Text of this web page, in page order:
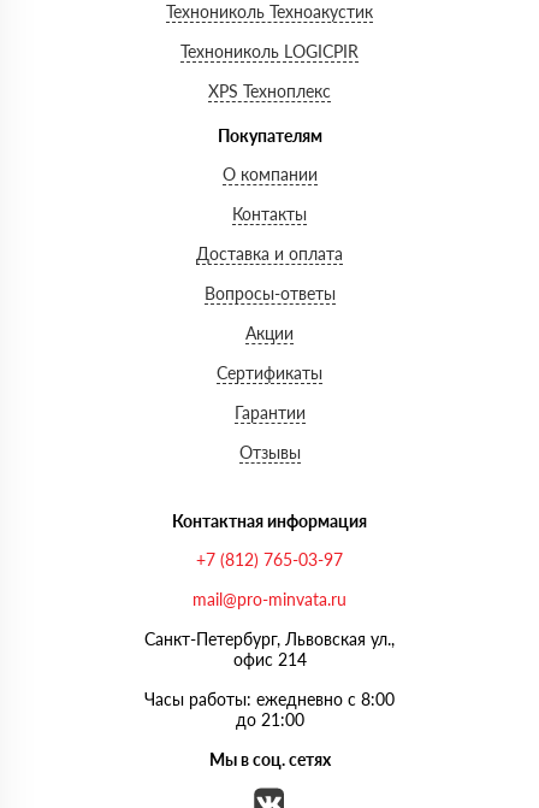
Технониколь Техноакустик
Технониколь LOGICPIR
XPS Техноплекс
Покупателям
О компании
Контакты
Доставка и оплата
Вопросы-ответы
Акции
Сертификаты
Гарантии
Отзывы
Контактная информация
+7 (812) 765-03-97
mail@pro-minvata.ru
Санкт-Петербург, Львовская ул.,
офис 214
Часы работы: ежедневно с 8:00
до 21:00
Мы в соц. сетях